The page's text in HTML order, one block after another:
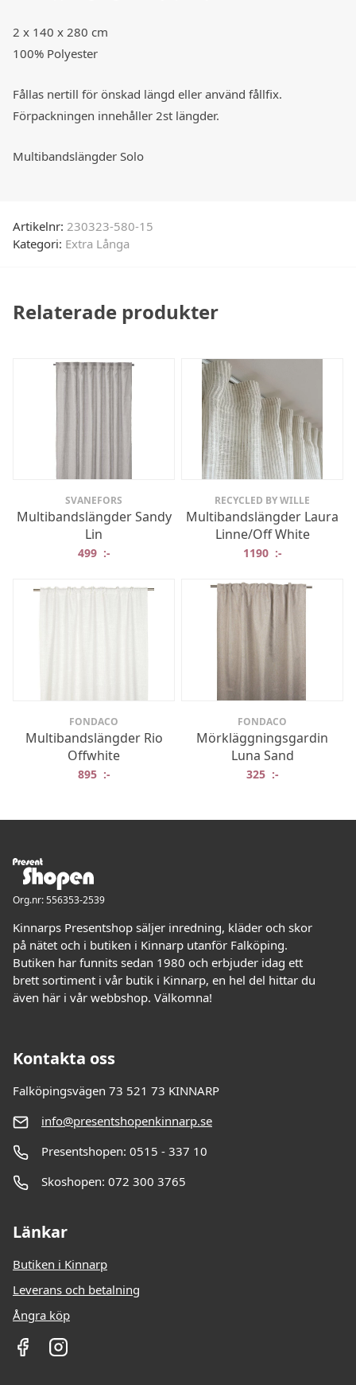
2 x 140 x 280 cm
100% Polyester
Fållas nertill för önskad längd eller använd fållfix.
Förpackningen innehåller 2st längder.
Multibandslängder Solo
Artikelnr: 230323-580-15
Kategori: Extra Långa
Relaterade produkter
SVANEFORS
Multibandslängder Sandy
Lin
499 :-
RECYCLED BY WILLE
Multibandslängder Laura
Linne/Off White
1190 :-
FONDACO
Multibandslängder Rio
Offwhite
895 :-
FONDACO
Mörkläggningsgardin
Luna Sand
325 :-
Org.nr: 556353-2539
Kinnarps Presentshop säljer inredning, kläder och skor
på nätet och i butiken i Kinnarp utanför Falköping.
Butiken har funnits sedan 1980 och erbjuder idag ett
brett sortiment i vår butik i Kinnarp, en hel del hittar du
även här i vår webbshop. Välkomna!
Kontakta oss
Falköpingsvägen 73 521 73 KINNARP
info@presentshopenkinnarp.se
Presentshopen: 0515 - 337 10
Skoshopen: 072 300 3765
Länkar
Butiken i Kinnarp
Leverans och betalning
Ångra köp